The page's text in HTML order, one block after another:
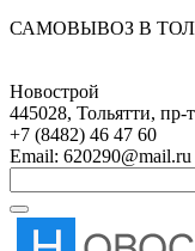
САМОВЫВОЗ В
Новострой
445028, Тольятти, пр-
+7 (8482) 46 47 60
Email: 620290@mail.ru